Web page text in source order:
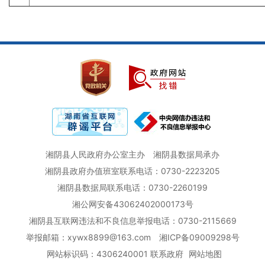
湘阴县人民政府办公室主办
湘阴县数据局承办
湘阴县政府办值班室联系电话：0730-2223205
湘阴县数据局联系电话：0730-2260199
湘公网安备43062402000173号
湘阴县互联网违法和不良信息举报电话：0730-2115669
举报邮箱：xywx8899@163.com
湘ICP备09009298号
网站标识码：4306240001 联系政府 网站地图